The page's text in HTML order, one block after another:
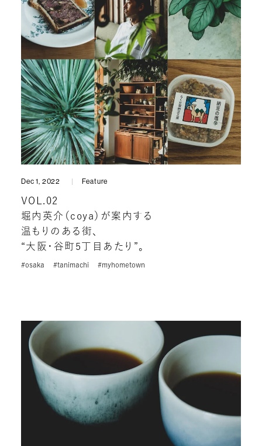
Dec 1, 2022 Feature
VOL.02
堀内英介（coya）が案内する
温もりのある街、
“大阪・谷町5丁目あたり”。
#osaka #tanimachi #myhometown